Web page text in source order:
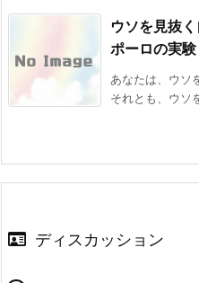
ウソを見抜
ポーロの実験
あなたは、ウソ
それとも、ウソ
ディスカッション